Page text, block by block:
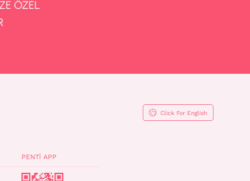
Click For English
PENTI APP